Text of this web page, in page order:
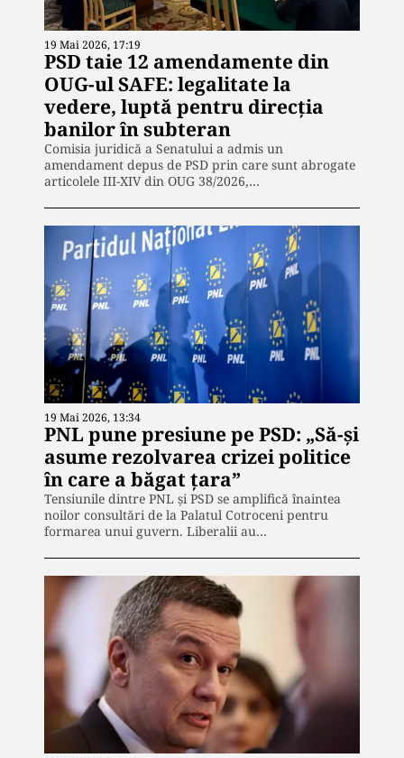
19 Mai 2026, 17:19
PSD taie 12 amendamente din
OUG-ul SAFE: legalitate la
vedere, luptă pentru direcția
banilor în subteran
Comisia juridică a Senatului a admis un
amendament depus de PSD prin care sunt abrogate
articolele III-XIV din OUG 38/2026,…
19 Mai 2026, 13:34
PNL pune presiune pe PSD: „Să-și
asume rezolvarea crizei politice
în care a băgat țara”
Tensiunile dintre PNL și PSD se amplifică înaintea
noilor consultări de la Palatul Cotroceni pentru
formarea unui guvern. Liberalii au…